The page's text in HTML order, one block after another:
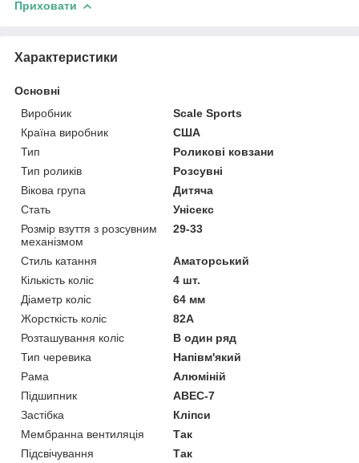
Приховати
Характеристики
Основні
Виробник
Scale Sports
Країна виробник
США
Тип
Роликові ковзани
Тип роликів
Розсувні
Вікова група
Дитяча
Стать
Унісекс
Розмір взуття з розсувним
механізмом
29-33
Стиль катання
Аматорський
Кількість коліс
4 шт.
Діаметр коліс
64 мм
Жорсткість коліс
82А
Розташування коліс
В один ряд
Тип черевика
Напівм'який
Рама
Алюміній
Підшипник
ABEC-7
Застібка
Кліпси
Мембранна вентиляція
Так
Підсвічування
Так